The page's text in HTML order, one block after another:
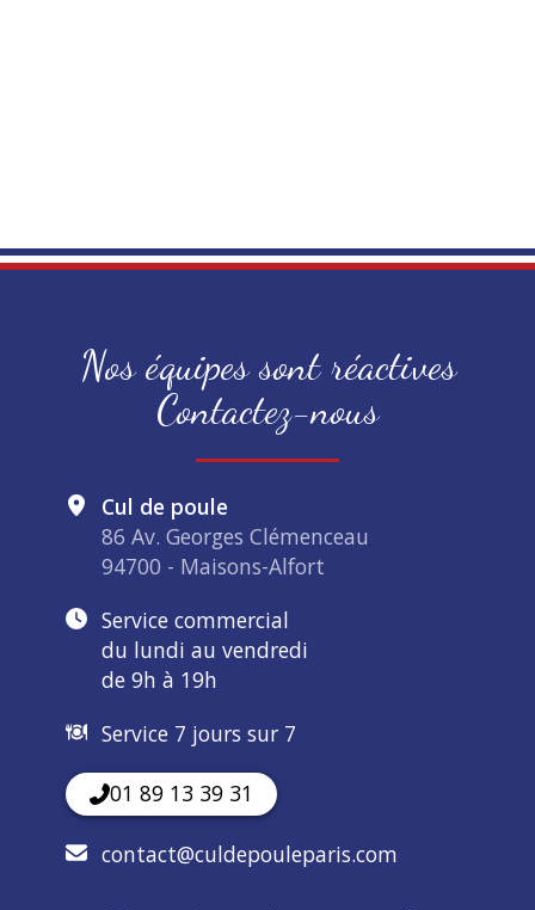
Nos équipes sont réactives
Contactez-nous
Cul de poule
86 Av. Georges Clémenceau
94700 - Maisons-Alfort
Service commercial
du lundi au vendredi
de 9h à 19h
Service 7 jours sur 7
01 89 13 39 31
contact@culdepouleparis.com